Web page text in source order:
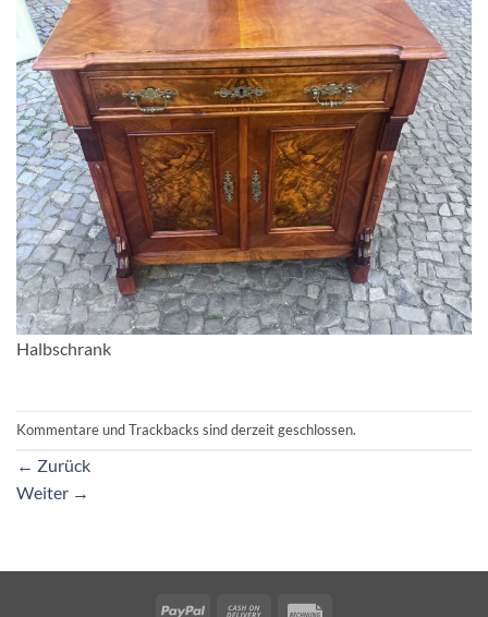
Halbschrank
Kommentare und Trackbacks sind derzeit geschlossen.
← Zurück
Weiter →
PayPal Cash